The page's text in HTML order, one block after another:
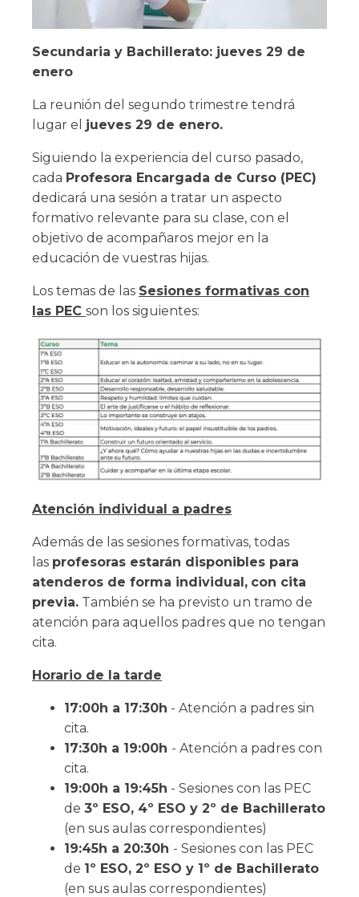
Secundaria y Bachillerato: jueves 29 de
enero
La reunión del segundo trimestre tendrá
lugar el jueves 29 de enero.
Siguiendo la experiencia del curso pasado,
cada Profesora Encargada de Curso (PEC)
dedicará una sesión a tratar un aspecto
formativo relevante para su clase, con el
objetivo de acompañaros mejor en la
educación de vuestras hijas.
Los temas de las Sesiones formativas con
las PEC son los siguientes:
Atención individual a padres
Además de las sesiones formativas, todas
las profesoras estarán disponibles para
atenderos de forma individual, con cita
previa. También se ha previsto un tramo de
atención para aquellos padres que no tengan
cita.
Horario de la tarde
17:00h a 17:30h - Atención a padres sin
cita.
17:30h a 19:00h - Atención a padres con
cita.
19:00h a 19:45h - Sesiones con las PEC
de 3º ESO, 4º ESO y 2º de Bachillerato
(en sus aulas correspondientes)
19:45h a 20:30h - Sesiones con las PEC
de 1º ESO, 2º ESO y 1º de Bachillerato
(en sus aulas correspondientes)